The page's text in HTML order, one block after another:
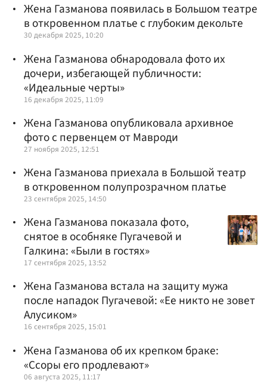
Жена Газманова появилась в Большом театре
в откровенном платье с глубоким декольте
30 декабря 2025, 10:20
Жена Газманова обнародовала фото их
дочери, избегающей публичности:
«Идеальные черты»
16 декабря 2025, 11:09
Жена Газманова опубликовала архивное
фото с первенцем от Мавроди
27 ноября 2025, 12:51
Жена Газманова приехала в Большой театр
в откровенном полупрозрачном платье
23 сентября 2025, 14:50
Жена Газманова показала фото,
снятое в особняке Пугачевой и
Галкина: «Были в гостях»
17 сентября 2025, 13:52
Жена Газманова встала на защиту мужа
после нападок Пугачевой: «Ее никто не зовет
Алусиком»
16 сентября 2025, 15:01
Жена Газманова об их крепком браке:
«Ссоры его продлевают»
06 августа 2025, 11:17